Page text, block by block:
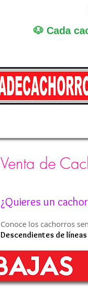
🐶 Cada
Venta de
¿Quieres un
Conoce los cachorros
Descendientes de